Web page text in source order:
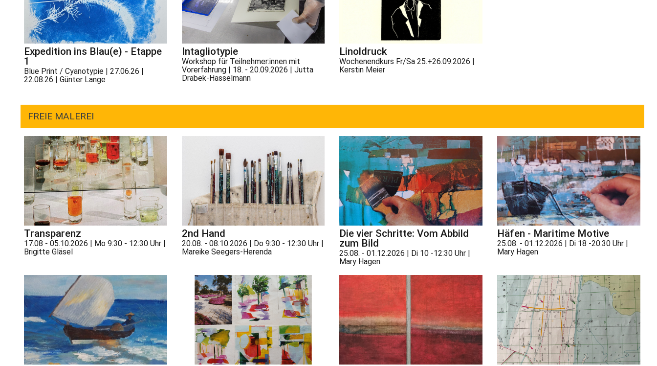
Expedition ins Blau(e) - Etappe
1
Blue Print / Cyanotypie | 27.06.26 |
22.08.26 | Günter Lange
Intagliotypie
Workshop für Teilnehmer:innen mit
Vorerfahrung | 18. - 20.09.2026 | Jutta
Drabek-Hasselmann
Linoldruck
Wochenendkurs Fr/Sa 25.+26.09.2026 |
Kerstin Meier
FREIE MALEREI
Transparenz
17.08 - 05.10.2026 | Mo 9:30 - 12:30 Uhr |
Brigitte Gläsel
2nd Hand
20.08. - 08.10.2026 | Do 9:30 - 12:30 Uhr |
Mareike Seegers-Herenda
Die vier Schritte: Vom Abbild
zum Bild
25.08. - 01.12.2026 | Di 10 -12:30 Uhr |
Mary Hagen
Häfen - Maritime Motive
25.08. - 01.12.2026 | Di 18 -20:30 Uhr |
Mary Hagen